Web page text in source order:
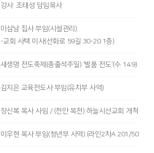
강사: 조태성 담임목사
이삼남 집사 부임(시설관리)
-교회 사택 이사(선화로 59길 30-20 1층)
새생명 전도축제(총출석주일) ‘발품 전도’(수 14:9) 발
김지은 교육전도사 부임(유치부 사역)
장신복 목사 사임 / (천안 목천) 하늘시선교회 개척
이우현 목사 부임(청년부 사역) (라인2차A 201/509 이